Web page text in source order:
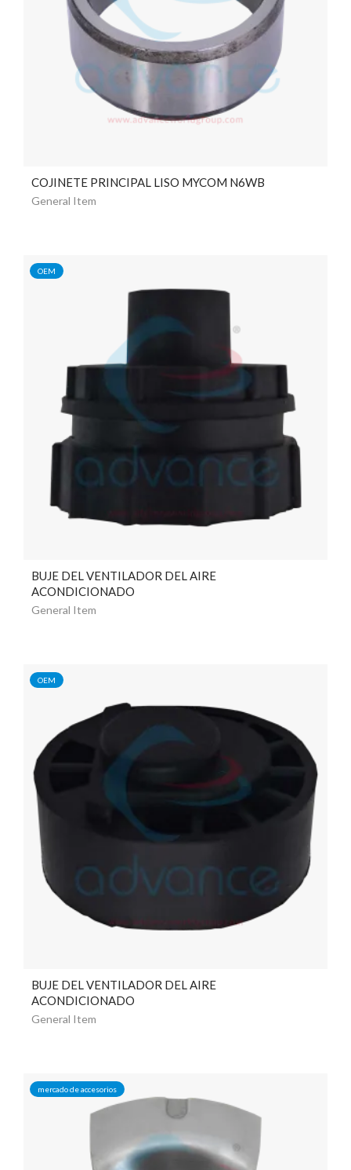
COJINETE PRINCIPAL LISO MYCOM N6WB
General Item
OEM
BUJE DEL VENTILADOR DEL AIRE
ACONDICIONADO
General Item
OEM
BUJE DEL VENTILADOR DEL AIRE
ACONDICIONADO
General Item
mercado de accesorios